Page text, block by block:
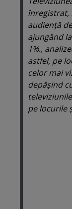
înregistrat,
audienţă
ajungând
1%.,
astfel, pe
celor mai
depăşind
televiziunile
pe locurile